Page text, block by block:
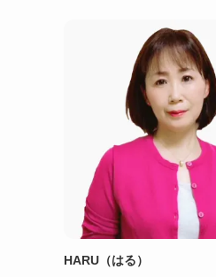
HARU（はる）